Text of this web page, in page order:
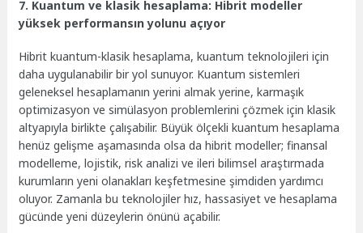
7. Kuantum ve klasik hesaplama: Hibrit modeller
yüksek performansın yolunu açıyor
Hibrit kuantum-klasik hesaplama, kuantum teknolojileri için
daha uygulanabilir bir yol sunuyor. Kuantum sistemleri
geleneksel hesaplamanın yerini almak yerine, karmaşık
optimizasyon ve simülasyon problemlerini çözmek için klasik
altyapıyla birlikte çalışabilir. Büyük ölçekli kuantum hesaplama
henüz gelişme aşamasında olsa da hibrit modeller; finansal
modelleme, lojistik, risk analizi ve ileri bilimsel araştırmada
kurumların yeni olanakları keşfetmesine şimdiden yardımcı
oluyor. Zamanla bu teknolojiler hız, hassasiyet ve hesaplama
gücünde yeni düzeylerin önünü açabilir.